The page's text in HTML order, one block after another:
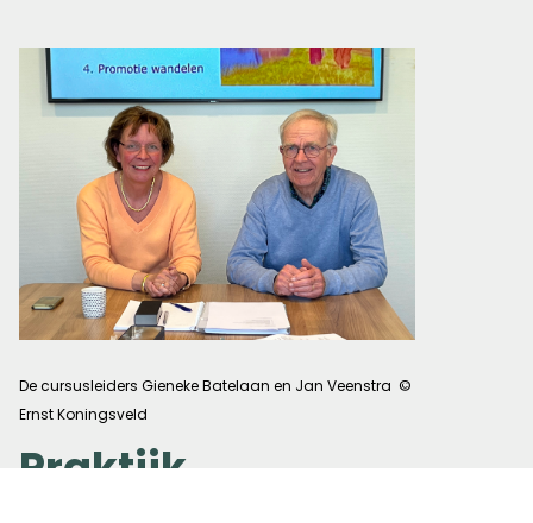
De cursusleiders Gieneke Batelaan en Jan Veenstra ©
Ernst Koningsveld
Praktijk